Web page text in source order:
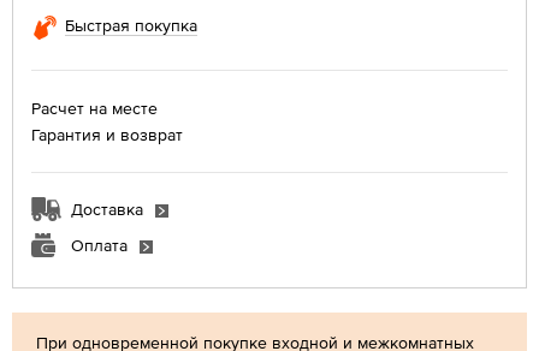
При одновременной покупке входной и межкомнатных
Быстрая покупка
Расчет на месте
Гарантия и возврат
Доставка
Оплата